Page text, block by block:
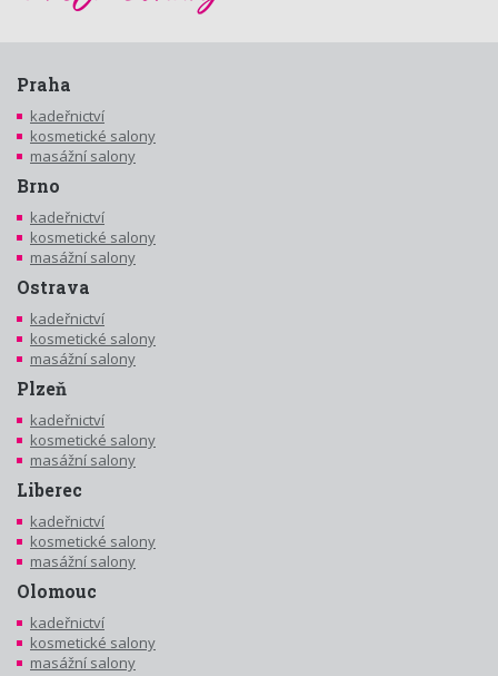
Praha
kadeřnictví
kosmetické salony
masážní salony
Brno
kadeřnictví
kosmetické salony
masážní salony
Ostrava
kadeřnictví
kosmetické salony
masážní salony
Plzeň
kadeřnictví
kosmetické salony
masážní salony
Liberec
kadeřnictví
kosmetické salony
masážní salony
Olomouc
kadeřnictví
kosmetické salony
masážní salony